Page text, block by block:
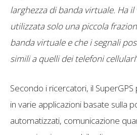
larghezza di banda virtuale. Ha
utilizzata solo una piccola
banda virtuale e che i segnali
simili a quelli dei telefoni cellulari
Secondo i ricercatori, il
in varie applicazioni basate sulla
automatizzati, comunicazione